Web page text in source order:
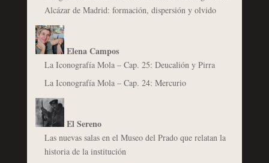
Alcázar de Madrid: formación, dispersión y olvido
Elena Campos
La Iconografía Mola – Cap. 25: Deucalión y Pirra
La Iconografía Mola – Cap. 24: Mercurio
El Sereno
Las nuevas salas en el Museo del Prado que relatan la
historia de la institución